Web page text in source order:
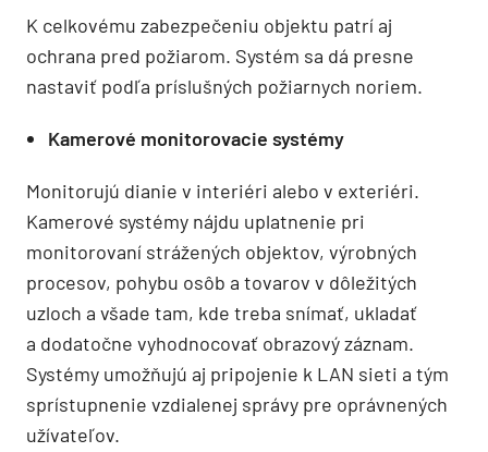
K celkovému zabezpečeniu objektu patrí aj
ochrana pred požiarom. Systém sa dá presne
nastaviť podľa príslušných požiarnych noriem.
Kamerové monitorovacie systémy
Monitorujú dianie v interiéri alebo v exteriéri.
Kamerové systémy nájdu uplatnenie pri
monitorovaní strážených objektov, výrobných
procesov, pohybu osôb a tovarov v dôležitých
uzloch a všade tam, kde treba snímať, ukladať
a dodatočne vyhodnocovať obrazový záznam.
Systémy umožňujú aj pripojenie k LAN sieti a tým
sprístupnenie vzdialenej správy pre oprávnených
užívateľov.